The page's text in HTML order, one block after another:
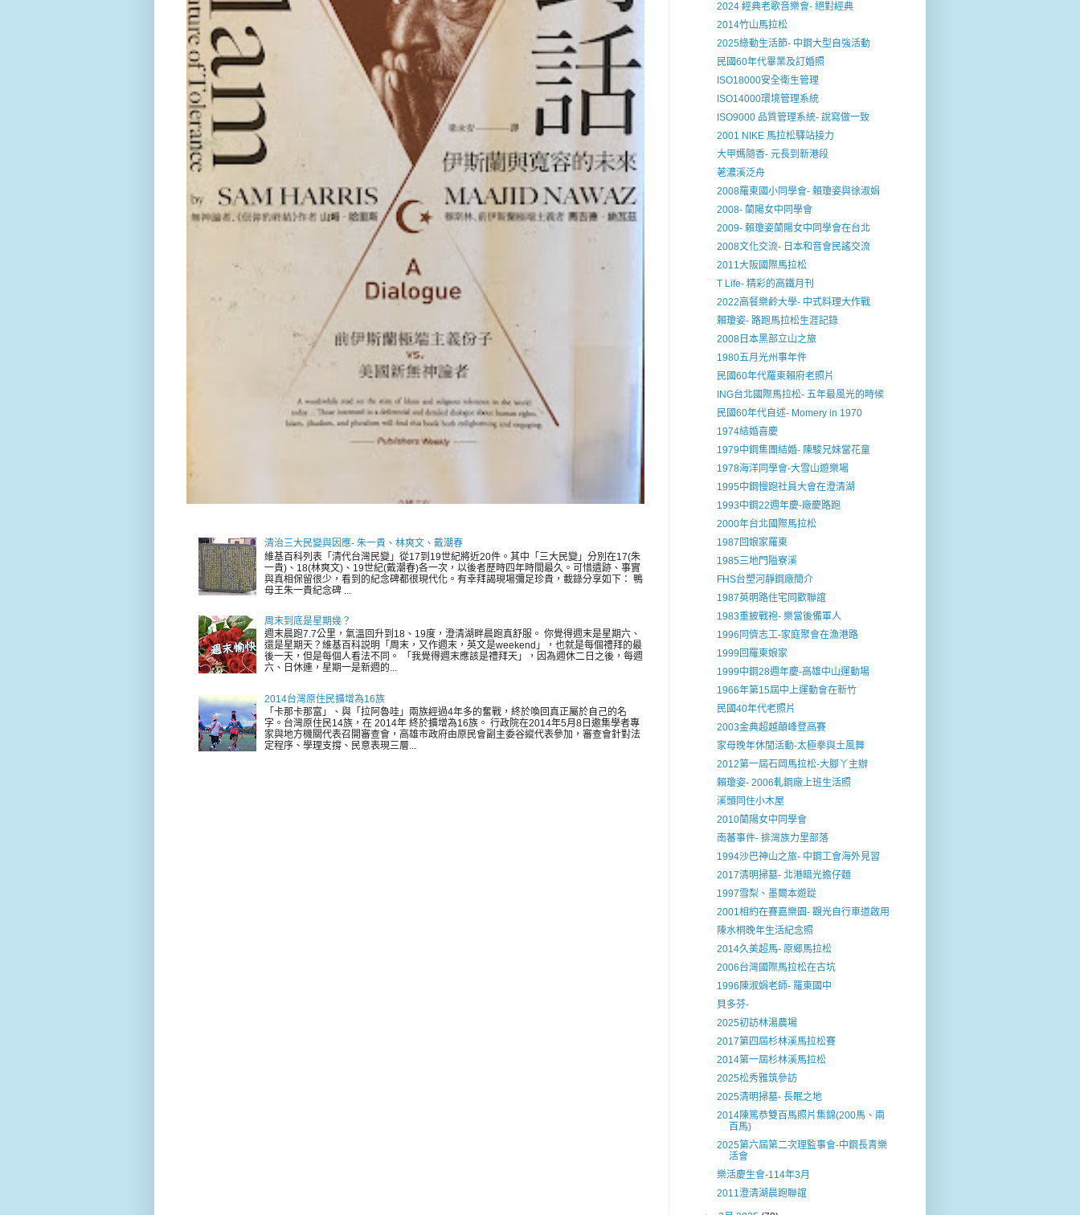
清治三大民變與因應- 朱一貴、林爽文、戴潮春
維基百科列表「清代台灣民變」從17到19世紀將近20件。其中「三大民變」分別在17(朱
一貴)、18(林爽文)、19世紀(戴潮春)各一次，以後者歷時四年時間最久。可惜遺跡、事實
與真相保留很少，看到的紀念碑都很現代化。有幸拜謁現場彌足珍貴，載錄分享如下： 鴨
母王朱一貴紀念碑 ...
周末到底是星期幾？
週末晨跑7.7公里，氣溫回升到18、19度，澄清湖畔晨跑真舒服。 你覺得週末是星期六、
還是星期天？維基百科説明「周末，又作週末，英文是weekend」，也就是每個禮拜的最
後一天，但是每個人看法不同。 「我覺得週末應該是禮拜天」，因為週休二日之後，每週
六、日休連，星期一是新週的...
2014台灣原住民擴增為16族
「卡那卡那富」、與「拉阿魯哇」兩族經過4年多的奮戰，終於喚回真正屬於自己的名
字。台灣原住民14族，在 2014年 終於擴增為16族。 行政院在2014年5月8日邀集學者專
家與地方機關代表召開審查會，高雄市政府由原民會副主委谷縱代表參加，審查會針對法
定程序、學理支撐、民意表現三層...
2024 經典老歌音樂會- 絕對經典
2014竹山馬拉松
2025綠動生活節- 中鋼大型自強活動
民國60年代畢業及訂婚照
ISO18000安全衛生管理
ISO14000環境管理系統
ISO9000 品質管理系統- 說寫做一致
2001 NIKE 馬拉松驛站接力
大甲媽隨香- 元長到新港段
荖濃溪泛舟
2008羅東國小同學會- 賴瓊姿與徐淑娟
2008- 蘭陽女中同學會
2009- 賴瓊姿蘭陽女中同學會在台北
2008文化交流- 日本和音會民謠交流
2011大阪國際馬拉松
T Life- 精彩的高鐵月刊
2022高餐樂鹷大學- 中式料理大作戰
賴瓊姿- 路跑馬拉松生涯記錄
2008日本黑部立山之旅
1980五月光州事年件
民國60年代羅東賴府老照片
ING台北國際馬拉松- 五年最風光的時候
民國60年代自述- Momery in 1970
1974結婚喜慶
1979中鋼集團結婚- 陳駿兄妹當花童
1978海洋同學會-大雪山遊樂場
1995中鋼慢跑社員大會在澄清湖
1993中鋼22週年慶-廠慶路跑
2000年台北國際馬拉松
1987回娘家羅東
1985三地門隘寮溪
FHS台塑河靜鋼廠簡介
1987英明路住宅同歡聯誼
1983重披戰袍- 樂當後備軍人
1996同儕志工-家庭聚會在漁港路
1999回羅東娘家
1999中鋼28週年慶-高雄中山運動場
1966年第15屆中上運動會在新竹
民國40年代老照片
2003金典超越顛峰登高賽
家母晚年休閒活動-太極拳與土風舞
2012第一屆石岡馬拉松-大腳丫主辦
賴瓊姿- 2006軋鋼廠上班生活照
溪頭同住小木屋
2010蘭陽女中同學會
南蕃事件- 排灣族力里部落
1994沙巴神山之旅- 中鋼工會海外見習
2017清明掃墓- 北港暗光擔仔麵
1997雪梨、墨爾本遊踨
2001相約在賽嘉樂園- 觀光自行車道啟用
陳水桐晚年生活紀念照
2014久美超馬- 原鄉馬拉松
2006台灣國際馬拉松在古坑
1996陳淑娟老師- 羅東國中
貝多芬-
2025初訪林湯農場
2017第四屆杉林溪馬拉松賽
2014第一屆杉林溪馬拉松
2025松秀雅筑參訪
2025清明掃墓- 長眠之地
2014陳篤恭雙百馬照片集錦(200馬、兩
百馬)
2025第六屆第二次理監事會-中鋼長青樂
活會
樂活慶生會-114年3月
2011澄清湖晨跑聯誼